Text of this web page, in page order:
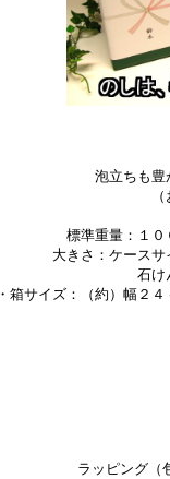
泡立ちも豊
（
標準重量：１
大きさ：ケース
石けんサ
・箱サイズ：（約）幅２
ラッピング（